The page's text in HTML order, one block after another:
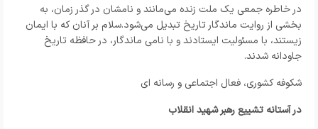
در خاطره جمعی یک ملت زنده می‌مانند و نامشان در گذر زمان، به
بخشی از روایت ماندگار تاریخ تبدیل می‌شود.سلام بر آنان که با ایمان
زیستند، با مسئولیت ایستادند و با نامی ماندگار، در حافظه تاریخ
جاودانه شدند.
شکوفه کشوری، فعال اجتماعی و رسانه ای
در آستانه تشییع رهبر شهید انقلاب